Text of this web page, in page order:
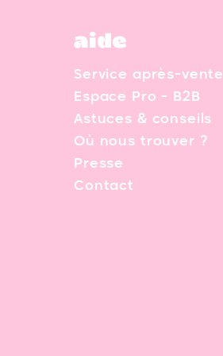
aide
Service après-vente
Espace Pro - B2B
Astuces & conseils
Où nous trouver ?
Presse
Contact